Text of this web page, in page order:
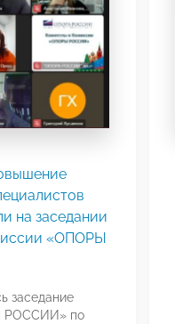
на заседании
«ОПОРЫ
заседание
РОССИИ» по